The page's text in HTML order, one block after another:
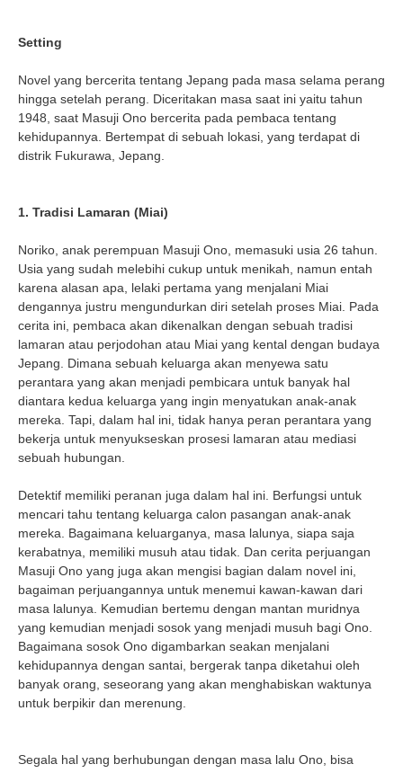
Setting
Novel yang bercerita tentang Jepang pada masa selama perang
hingga setelah perang. Diceritakan masa saat ini yaitu tahun
1948, saat Masuji Ono bercerita pada pembaca tentang
kehidupannya. Bertempat di sebuah lokasi, yang terdapat di
distrik Fukurawa, Jepang.
1. Tradisi Lamaran (Miai)
Noriko, anak perempuan Masuji Ono, memasuki usia 26 tahun.
Usia yang sudah melebihi cukup untuk menikah, namun entah
karena alasan apa, lelaki pertama yang menjalani Miai
dengannya justru mengundurkan diri setelah proses Miai. Pada
cerita ini, pembaca akan dikenalkan dengan sebuah tradisi
lamaran atau perjodohan atau Miai yang kental dengan budaya
Jepang. Dimana sebuah keluarga akan menyewa satu
perantara yang akan menjadi pembicara untuk banyak hal
diantara kedua keluarga yang ingin menyatukan anak-anak
mereka. Tapi, dalam hal ini, tidak hanya peran perantara yang
bekerja untuk menyukseskan prosesi lamaran atau mediasi
sebuah hubungan.
Detektif memiliki peranan juga dalam hal ini. Berfungsi untuk
mencari tahu tentang keluarga calon pasangan anak-anak
mereka. Bagaimana keluarganya, masa lalunya, siapa saja
kerabatnya, memiliki musuh atau tidak. Dan cerita perjuangan
Masuji Ono yang juga akan mengisi bagian dalam novel ini,
bagaiman perjuangannya untuk menemui kawan-kawan dari
masa lalunya. Kemudian bertemu dengan mantan muridnya
yang kemudian menjadi sosok yang menjadi musuh bagi Ono.
Bagaimana sosok Ono digambarkan seakan menjalani
kehidupannya dengan santai, bergerak tanpa diketahui oleh
banyak orang, seseorang yang akan menghabiskan waktunya
untuk berpikir dan merenung.
Segala hal yang berhubungan dengan masa lalu Ono, bisa